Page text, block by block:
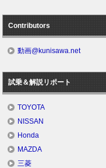
Contributors
動画@kunisawa.net
試乗＆解説リポート
TOYOTA
NISSAN
Honda
MAZDA
三菱